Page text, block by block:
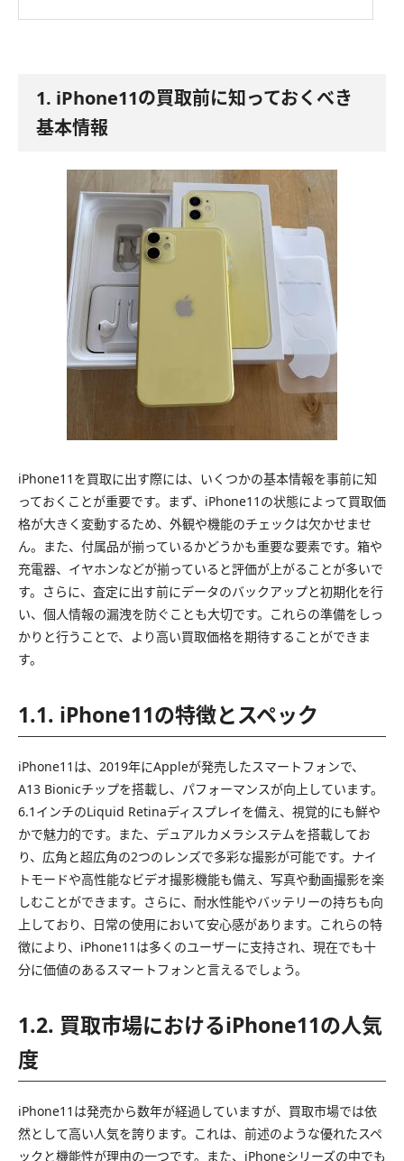
1. iPhone11の買取前に知っておくべき
基本情報
iPhone11を買取に出す際には、いくつかの基本情報を事前に知
っておくことが重要です。まず、iPhone11の状態によって買取価
格が大きく変動するため、外観や機能のチェックは欠かせませ
ん。また、付属品が揃っているかどうかも重要な要素です。箱や
充電器、イヤホンなどが揃っていると評価が上がることが多いで
す。さらに、査定に出す前にデータのバックアップと初期化を行
い、個人情報の漏洩を防ぐことも大切です。これらの準備をしっ
かりと行うことで、より高い買取価格を期待することができま
す。
1.1. iPhone11の特徴とスペック
iPhone11は、2019年にAppleが発売したスマートフォンで、
A13 Bionicチップを搭載し、パフォーマンスが向上しています。
6.1インチのLiquid Retinaディスプレイを備え、視覚的にも鮮や
かで魅力的です。また、デュアルカメラシステムを搭載してお
り、広角と超広角の2つのレンズで多彩な撮影が可能です。ナイ
トモードや高性能なビデオ撮影機能も備え、写真や動画撮影を楽
しむことができます。さらに、耐水性能やバッテリーの持ちも向
上しており、日常の使用において安心感があります。これらの特
徴により、iPhone11は多くのユーザーに支持され、現在でも十
分に価値のあるスマートフォンと言えるでしょう。
1.2. 買取市場におけるiPhone11の人気
度
iPhone11は発売から数年が経過していますが、買取市場では依
然として高い人気を誇ります。これは、前述のような優れたスペ
ックと機能性が理由の一つです。また、iPhoneシリーズの中でも